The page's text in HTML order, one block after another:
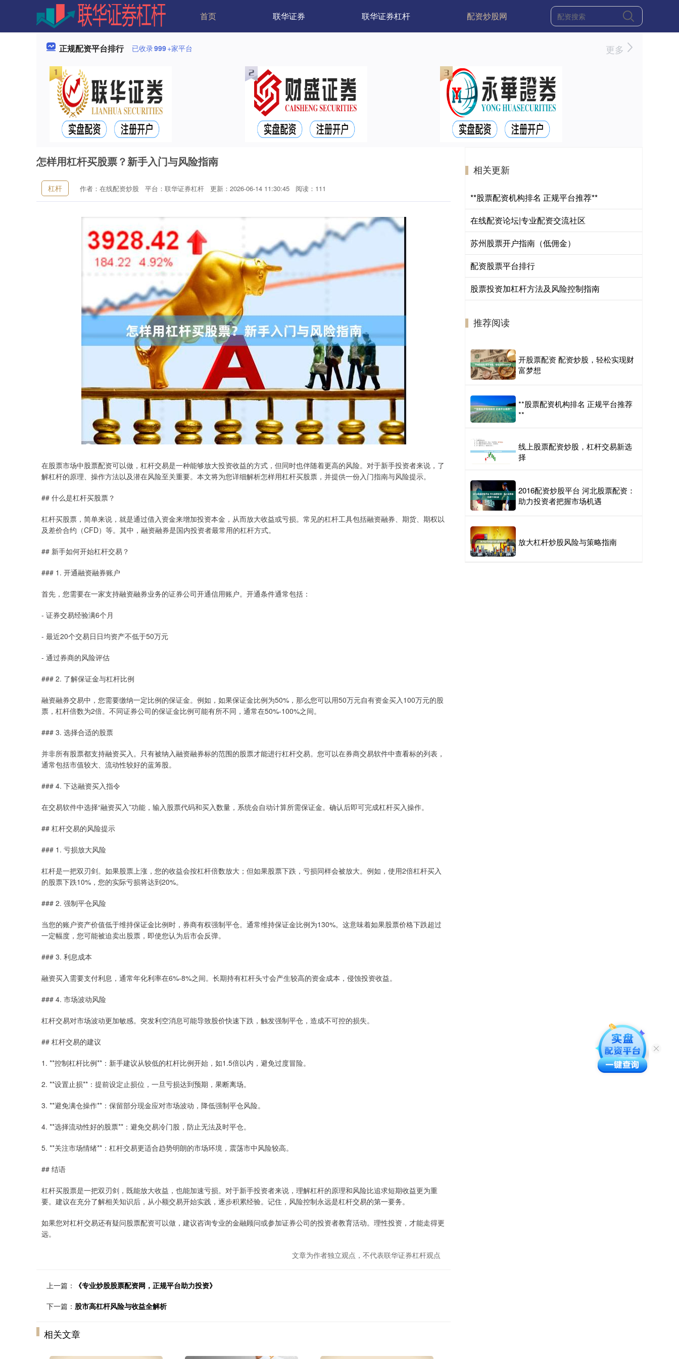
首页 联华证券 联华证券杠杆 配资炒股网
正规配资平台排行 已收录999+家平台 更多
怎样用杠杆买股票？新手入门与风险指南
杠杆 作者：在线配资炒股 平台：联华证券杠杆 更新：2026-06-14 11:30:45 阅读：111
在股票市场中股票配资可以做，杠杆交易是一种能够放大投资收益的方式，但同时也伴随着更高的风险。对于新手投资者来说，了
解杠杆的原理、操作方法以及潜在风险至关重要。本文将为您详细解析怎样用杠杆买股票，并提供一份入门指南与风险提示。
## 什么是杠杆买股票？
杠杆买股票，简单来说，就是通过借入资金来增加投资本金，从而放大收益或亏损。常见的杠杆工具包括融资融券、期货、期权以
及差价合约（CFD）等。其中，融资融券是国内投资者最常用的杠杆方式。
## 新手如何开始杠杆交易？
### 1. 开通融资融券账户
首先，您需要在一家支持融资融券业务的证券公司开通信用账户。开通条件通常包括：
- 证券交易经验满6个月
- 最近20个交易日日均资产不低于50万元
- 通过券商的风险评估
### 2. 了解保证金与杠杆比例
融资融券交易中，您需要缴纳一定比例的保证金。例如，如果保证金比例为50%，那么您可以用50万元自有资金买入100万元的股
票，杠杆倍数为2倍。不同证券公司的保证金比例可能有所不同，通常在50%-100%之间。
### 3. 选择合适的股票
并非所有股票都支持融资买入。只有被纳入融资融券标的范围的股票才能进行杠杆交易。您可以在券商交易软件中查看标的列表，
通常包括市值较大、流动性较好的蓝筹股。
### 4. 下达融资买入指令
在交易软件中选择“融资买入”功能，输入股票代码和买入数量，系统会自动计算所需保证金。确认后即可完成杠杆买入操作。
## 杠杆交易的风险提示
### 1. 亏损放大风险
杠杆是一把双刃剑。如果股票上涨，您的收益会按杠杆倍数放大；但如果股票下跌，亏损同样会被放大。例如，使用2倍杠杆买入
的股票下跌10%，您的实际亏损将达到20%。
### 2. 强制平仓风险
当您的账户资产价值低于维持保证金比例时，券商有权强制平仓。通常维持保证金比例为130%。这意味着如果股票价格下跌超过
一定幅度，您可能被迫卖出股票，即使您认为后市会反弹。
### 3. 利息成本
融资买入需要支付利息，通常年化利率在6%-8%之间。长期持有杠杆头寸会产生较高的资金成本，侵蚀投资收益。
### 4. 市场波动风险
杠杆交易对市场波动更加敏感。突发利空消息可能导致股价快速下跌，触发强制平仓，造成不可控的损失。
## 杠杆交易的建议
1. **控制杠杆比例**：新手建议从较低的杠杆比例开始，如1.5倍以内，避免过度冒险。
2. **设置止损**：提前设定止损位，一旦亏损达到预期，果断离场。
3. **避免满仓操作**：保留部分现金应对市场波动，降低强制平仓风险。
4. **选择流动性好的股票**：避免交易冷门股，防止无法及时平仓。
5. **关注市场情绪**：杠杆交易更适合趋势明朗的市场环境，震荡市中风险较高。
## 结语
杠杆买股票是一把双刃剑，既能放大收益，也能加速亏损。对于新手投资者来说，理解杠杆的原理和风险比追求短期收益更为重
要。建议在充分了解相关知识后，从小额交易开始实践，逐步积累经验。记住，风险控制永远是杠杆交易的第一要务。
如果您对杠杆交易还有疑问股票配资可以做，建议咨询专业的金融顾问或参加证券公司的投资者教育活动。理性投资，才能走得更
远。
文章为作者独立观点，不代表联华证券杠杆观点
上一篇： 《专业炒股股票配资网，正规平台助力投资》
下一篇： 股市高杠杆风险与收益全解析
相关文章
相关更新
**股票配资机构排名 正规平台推荐**
在线配资论坛|专业配资交流社区
苏州股票开户指南（低佣金）
配资股票平台排行
股票投资加杠杆方法及风险控制指南
推荐阅读
开股票配资 配资炒股，轻松实现财
富梦想
**股票配资机构排名 正规平台推荐
**
线上股票配资炒股，杠杆交易新选
择
2016配资炒股平台 河北股票配资：
助力投资者把握市场机遇
放大杠杆炒股风险与策略指南